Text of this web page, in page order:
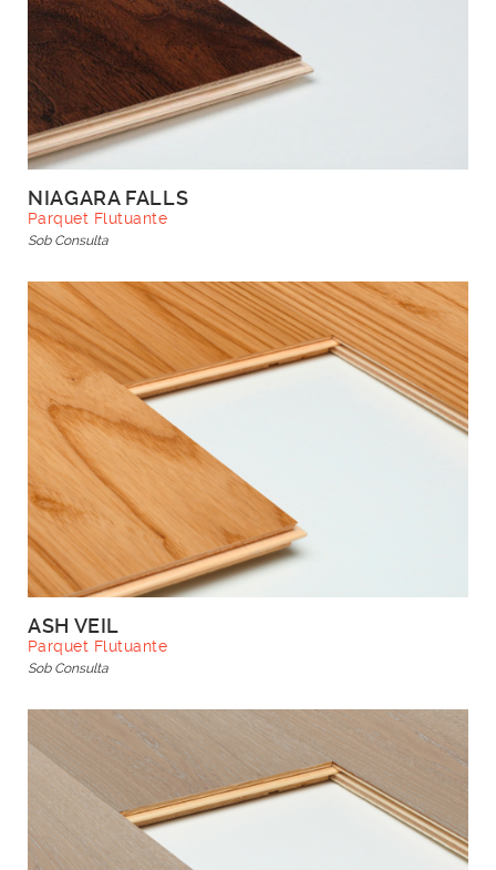
NIAGARA FALLS
Parquet Flutuante
Sob Consulta
ASH VEIL
Parquet Flutuante
Sob Consulta